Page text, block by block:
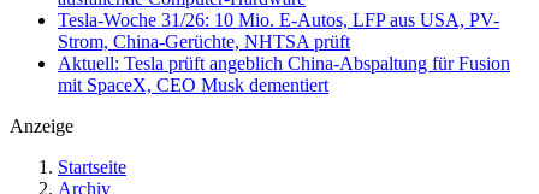
Tesla-Woche 31/26: 10 Mio. E-Autos, LFP aus USA, PV-
Strom, China-Gerüchte, NHTSA prüft
Aktuell: Tesla prüft angeblich China-Abspaltung für Fusion
mit SpaceX, CEO Musk dementiert
Anzeige
Startseite
Archiv